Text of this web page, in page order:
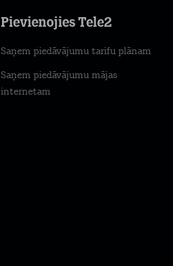
Pievienojies Tele2
Saņem piedāvājumu tarifu plānam
Saņem piedāvājumu mājas
internetam